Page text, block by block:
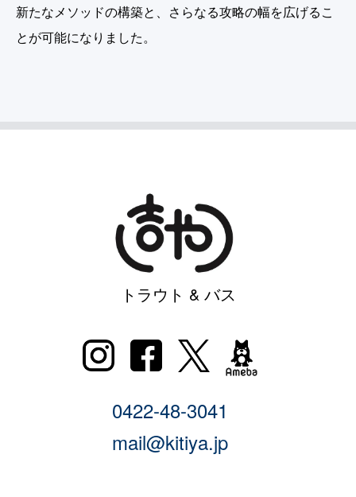
新たなメソッドの構築と、さらなる攻略の幅を広げるこ
とが可能になりました。
トラウト & バス
0422-48-3041
mail@kitiya.jp